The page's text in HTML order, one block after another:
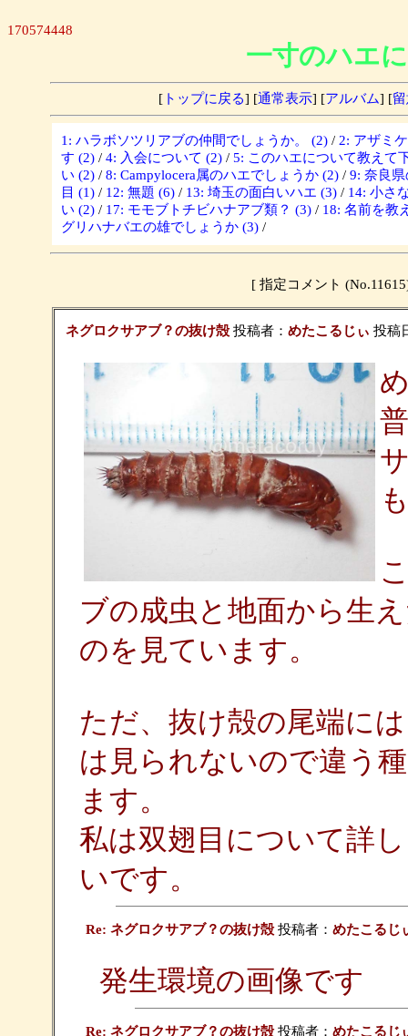
170574448
一寸のハエ
[トップに戻る] [通常表示] [アルバム] [
1: ハラボソツリアブの仲間でしょうか。 (2) / 2: アザミ
す (2) / 4: 入会について (2) / 5: このハエについて教えて
い (2) / 8: Campylocera属のハエでしょうか (2) / 9: 奈良
目 (1) / 12: 無題 (6) / 13: 埼玉の面白いハエ (3) / 14: 小さ
い (2) / 17: モモブトチビハナアブ類？ (3) / 18: 名前を教
グリハナバエの雄でしょうか (3) /
[ 指定コメント
ネグロクサアブ？の抜け殻投稿者： めたこるじぃ 投稿
ブの成虫と地面から生
のを見ています。
ただ、抜け殻の尾端に
は見られないので違う
ます。
私は双翅目について詳
いです。
Re: ネグロクサアブ？の抜け殻投稿者： めたこるじ
発生環境の画像です
Re: ネグロクサアブ？の抜け殻投稿者： めたこるじ